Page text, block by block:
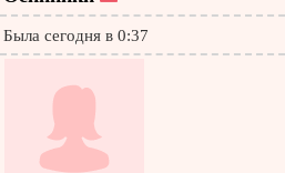
Была сегодня в 0:37